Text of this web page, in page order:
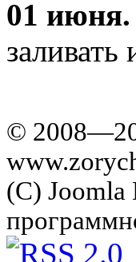
01 июня.
©
(C) Joomla